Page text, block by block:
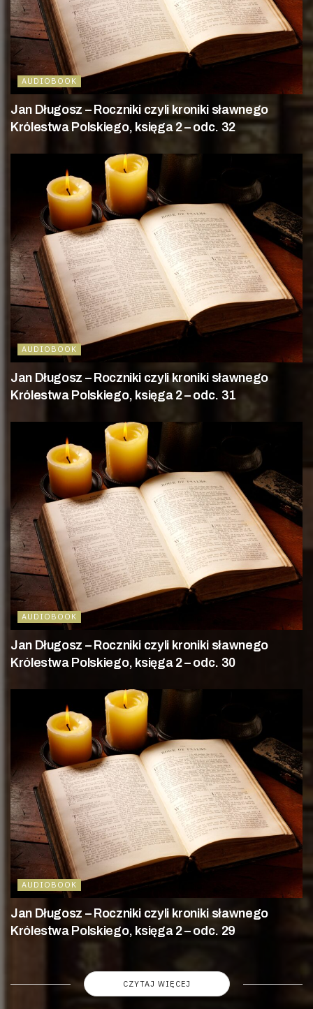
AUDIOBOOK
Jan Długosz – Roczniki czyli kroniki sławnego
Królestwa Polskiego, księga 2 – odc. 32
AUDIOBOOK
Jan Długosz – Roczniki czyli kroniki sławnego
Królestwa Polskiego, księga 2 – odc. 31
AUDIOBOOK
Jan Długosz – Roczniki czyli kroniki sławnego
Królestwa Polskiego, księga 2 – odc. 30
AUDIOBOOK
Jan Długosz – Roczniki czyli kroniki sławnego
Królestwa Polskiego, księga 2 – odc. 29
CZYTAJ WIĘCEJ